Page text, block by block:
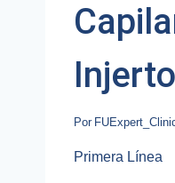
Por
Primera Línea